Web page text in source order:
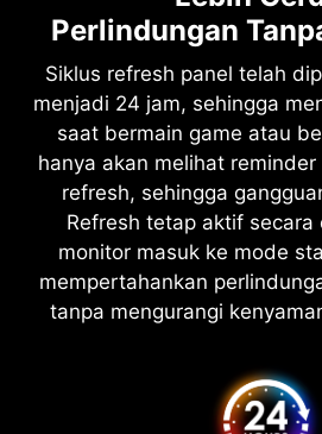
Perlindungan
Siklus refresh panel telah
menjadi 24 jam, sehingga
saat bermain game atau
hanya akan melihat
refresh, sehingga
Refresh tetap aktif secara
monitor masuk ke mode
mempertahankan
tanpa mengurangi